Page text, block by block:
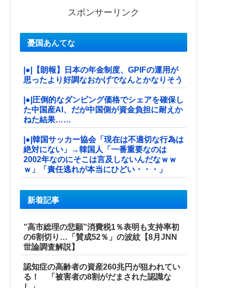
スポンサーリンク
憂国あんてな
|●|【朗報】日本の年金制度、GPIFの運用が
思ったより好調なおかげでなんとかなりそう
|●|圧倒的なダンピング価格でシェアを確保し
た中国産AI、だが中国側が資金負担に耐えか
ねた結果……
|●|韓国サッカー協会「現在は不適切な行為は
絶対にない」→韓国人「一番重要なのは
2002年なのにそこは言及しないんだなｗｗ
ｗ」「責任逃れが本当にひどい・・・」
新着記事
”高市総理の悲願”消費税1％表明も支持率初
の6割切り…「賛成52％」の波紋【8月JNN
世論調査解説】
認知症の高齢者の資産260兆円が狙われてい
る！ 「被害者の8割がだまされた認識な